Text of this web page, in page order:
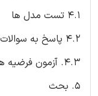
4.1 تست مدل ها
4.2 پاسخ به سوالات تحقیق
4.3. آزمون فرضیه های تحقیق
5. بحث